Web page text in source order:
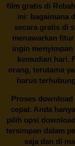
film gratis di
ini: bagaimana
secara gratis di
menawarkan
ingin
kemudian hari.
orang, terutama
harus
Proses download
cepat. Anda
pilih opsi
tersimpan dalam
saja dan di